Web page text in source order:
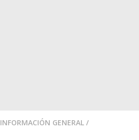
INFORMACIÓN GENERAL /